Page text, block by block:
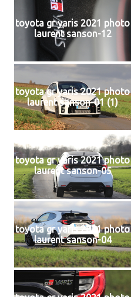
toyota gr yaris 2021 photo
laurent sanson-12
toyota gr yaris 2021 photo
laurent sanson-01 (1)
toyota gr yaris 2021 photo
laurent sanson-05
toyota gr yaris 2021 photo
laurent sanson-04